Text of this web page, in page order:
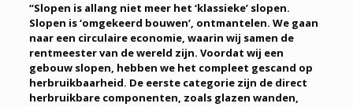
“Slopen is allang niet meer het ‘klassieke’ slopen.
Slopen is ‘omgekeerd bouwen’, ontmantelen. We gaan
naar een circulaire economie, waarin wij samen de
rentmeester van de wereld zijn. Voordat wij een
gebouw slopen, hebben we het compleet gescand op
herbruikbaarheid. De eerste categorie zijn de direct
herbruikbare componenten, zoals glazen wanden,